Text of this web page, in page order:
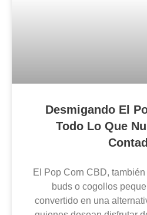
Desmigando El
Todo Lo Que
El Pop Corn CBD,
buds o cogollos
convertido en una